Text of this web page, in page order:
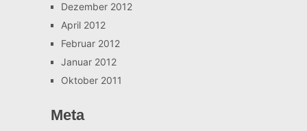
Dezember 2012
April 2012
Februar 2012
Januar 2012
Oktober 2011
Meta